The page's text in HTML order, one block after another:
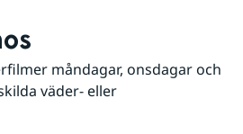
måndagar, onsdagar och
väder- eller